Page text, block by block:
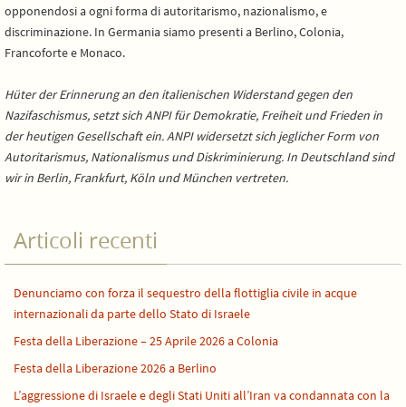
opponendosi a ogni forma di autoritarismo, nazionalismo, e
discriminazione. In Germania siamo presenti a Berlino, Colonia,
Francoforte e Monaco.
Hüter der Erinnerung an den italienischen Widerstand gegen den
Nazifaschismus, setzt sich ANPI für Demokratie, Freiheit und Frieden in
der heutigen Gesellschaft ein. ANPI widersetzt sich jeglicher Form von
Autoritarismus, Nationalismus und Diskriminierung. In Deutschland sind
wir in Berlin, Frankfurt, Köln und München vertreten.
Articoli recenti
Denunciamo con forza il sequestro della flottiglia civile in acque
internazionali da parte dello Stato di Israele
Festa della Liberazione – 25 Aprile 2026 a Colonia
Festa della Liberazione 2026 a Berlino
L’aggressione di Israele e degli Stati Uniti all’Iran va condannata con la